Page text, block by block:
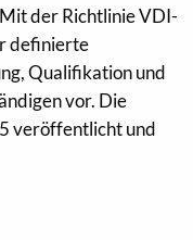
der Richtlinie VDI-
definierte
Qualifikation und
vor. Die
veröffentlicht und